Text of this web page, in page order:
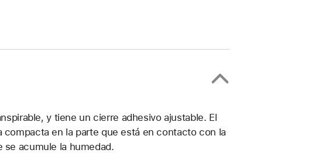
y tiene un cierre adhesivo ajustable. El
en la parte que está en contacto con la
se acumule la humedad.